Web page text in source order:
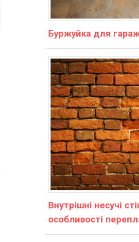
Буржуйка для
Внутрішні несучі
особливості